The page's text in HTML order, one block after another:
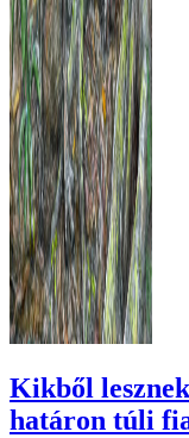
Kikből
határon túli